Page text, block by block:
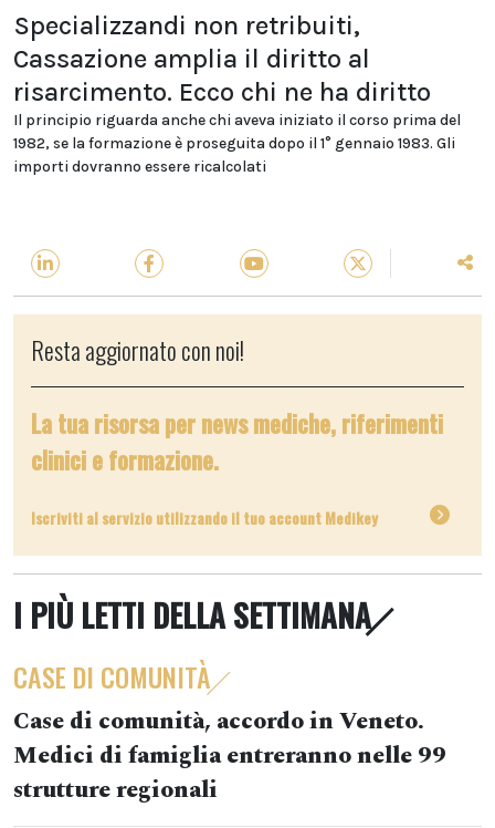
Specializzandi non retribuiti,
Cassazione amplia il diritto al
risarcimento. Ecco chi ne ha diritto
Il principio riguarda anche chi aveva iniziato il corso prima del
1982, se la formazione è proseguita dopo il 1° gennaio 1983. Gli
importi dovranno essere ricalcolati
Resta aggiornato con noi!
La tua risorsa per news mediche, riferimenti
clinici e formazione.
Iscriviti al servizio utilizzando il tuo account Medikey
I PIÙ LETTI DELLA SETTIMANA
CASE DI COMUNITÀ
Case di comunità, accordo in Veneto.
Medici di famiglia entreranno nelle 99
strutture regionali